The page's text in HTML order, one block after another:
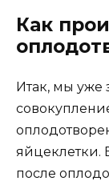
Как
Итак, мы уже
яйцеклетки.
после